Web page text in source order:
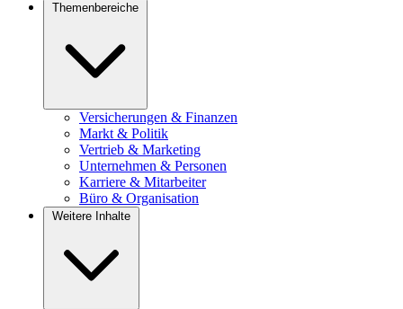
Themenbereiche
Versicherungen & Finanzen
Markt & Politik
Vertrieb & Marketing
Unternehmen & Personen
Karriere & Mitarbeiter
Büro & Organisation
Weitere Inhalte